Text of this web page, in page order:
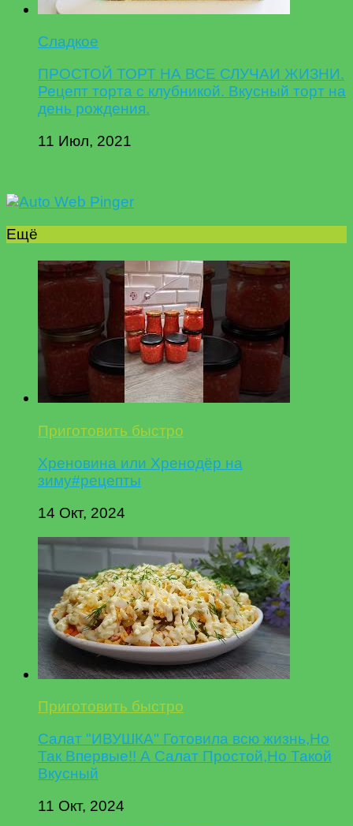
Сладкое
ПРОСТОЙ ТОРТ НА ВСЕ СЛУЧАИ ЖИЗНИ.
Рецепт торта с клубникой. Вкусный торт на
день рождения.
11 Июл, 2021
Ещё
Приготовить быстро
Хреновина или Хренодёр на
зиму#рецепты
14 Окт, 2024
Приготовить быстро
Салат "ИВУШКА" Готовила всю жизнь,Но
Так Впервые!! А Салат Простой,Но Такой
Вкусный
11 Окт, 2024